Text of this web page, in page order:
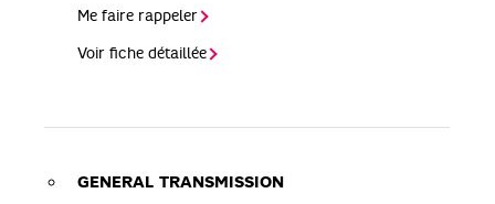
Me faire rappeler
Voir fiche détaillée
GENERAL TRANSMISSION